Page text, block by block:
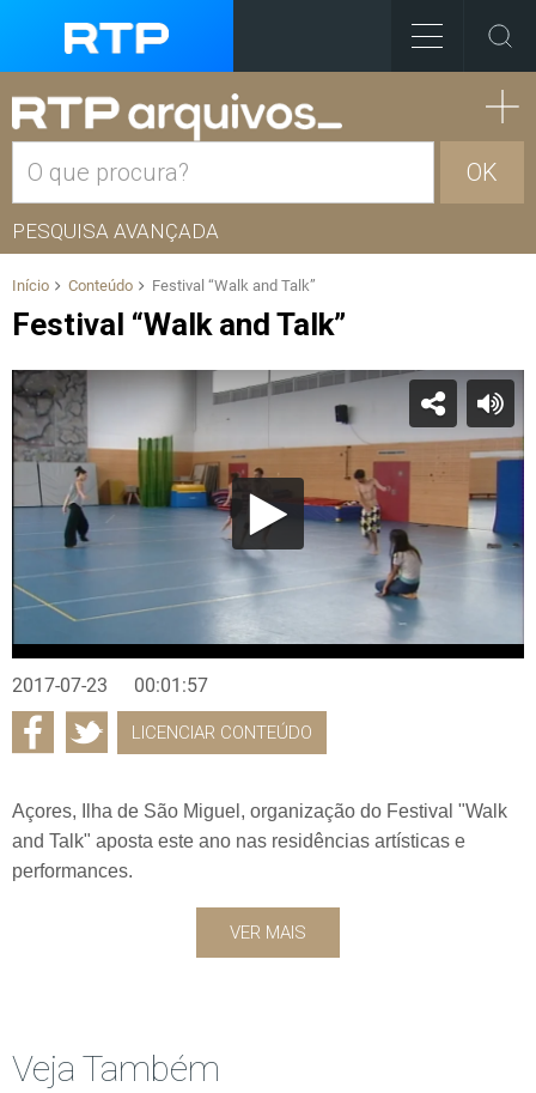
OK
PESQUISA AVANÇADA
Início Conteúdo Festival “Walk and Talk”
Festival “Walk and Talk”
2017-07-23 00:01:57
LICENCIAR CONTEÚDO
Açores, Ilha de São Miguel, organização do Festival "Walk
and Talk" aposta este ano nas residências artísticas e
performances.
VER MAIS
Veja Também